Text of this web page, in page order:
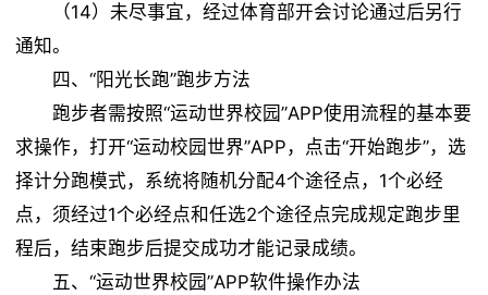
（14）未尽事宜，经过体育部开会讨论通过后另行
通知。
四、“阳光长跑”跑步方法
跑步者需按照“运动世界校园”APP使用流程的基本要
求操作，打开“运动校园世界”APP，点击“开始跑步”，选
择计分跑模式，系统将随机分配4个途径点，1个必经
点，须经过1个必经点和任选2个途径点完成规定跑步里
程后，结束跑步后提交成功才能记录成绩。
五、“运动世界校园”APP软件操作办法